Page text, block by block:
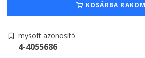
KOSÁRBA RAKOM
mysoft azonosító
4-4055686